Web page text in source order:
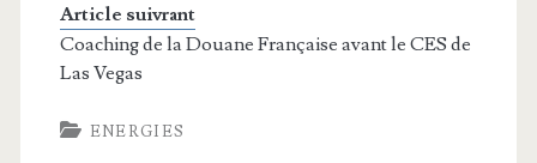
Article suivrant
Coaching de la Douane Française avant le CES de
Las Vegas
ENERGIES